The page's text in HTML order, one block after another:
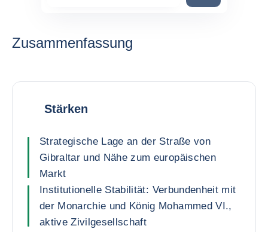
Zusammenfassung
Stärken
Strategische Lage an der Straße von
Gibraltar und Nähe zum europäischen
Markt
Institutionelle Stabilität: Verbundenheit mit
der Monarchie und König Mohammed VI.,
aktive Zivilgesellschaft